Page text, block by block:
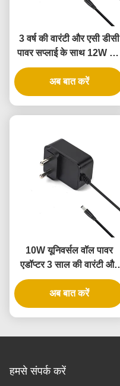
3 वर्ष की वारंटी और एसी डीसी
पावर सप्लाई के साथ 12W उल
सूचीबद्ध वॉल पावर एडाप्टर
अब बात करें
10W यूनिवर्सल वॉल पावर
एडॉप्टर 3 साल की वारंटी और
कई आउटपुट वोल्टेज के साथ
अब बात करें
हमसे संपर्क करें